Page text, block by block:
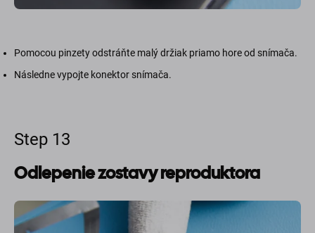
Pomocou pinzety odstráňte malý držiak priamo hore od snímača.
Následne vypojte konektor snímača.
Step 13
Odlepenie zostavy reproduktora